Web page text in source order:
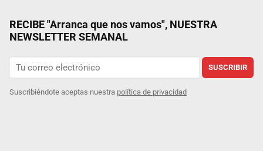
RECIBE "Arranca que nos vamos", NUESTRA
NEWSLETTER SEMANAL
SUSCRIBIR
Suscribiéndote aceptas nuestra política de privacidad